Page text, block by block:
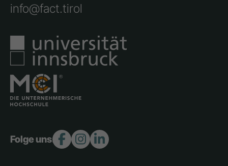
info@fact.tirol
Folge uns: